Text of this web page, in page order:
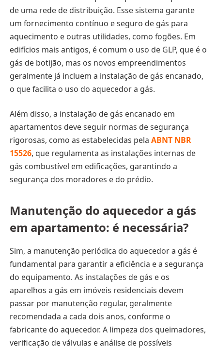
de uma rede de distribuição. Esse sistema garante
um fornecimento contínuo e seguro de gás para
aquecimento e outras utilidades, como fogões. Em
edifícios mais antigos, é comum o uso de GLP, que é o
gás de botijão, mas os novos empreendimentos
geralmente já incluem a instalação de gás encanado,
o que facilita o uso do aquecedor a gás.
Além disso, a instalação de gás encanado em
apartamentos deve seguir normas de segurança
rigorosas, como as estabelecidas pela ABNT NBR
15526, que regulamenta as instalações internas de
gás combustível em edificações, garantindo a
segurança dos moradores e do prédio.
Manutenção do aquecedor a gás
em apartamento: é necessária?
Sim, a manutenção periódica do aquecedor a gás é
fundamental para garantir a eficiência e a segurança
do equipamento. As instalações de gás e os
aparelhos a gás em imóveis residenciais devem
passar por manutenção regular, geralmente
recomendada a cada dois anos, conforme o
fabricante do aquecedor. A limpeza dos queimadores,
verificação de válvulas e análise de possíveis